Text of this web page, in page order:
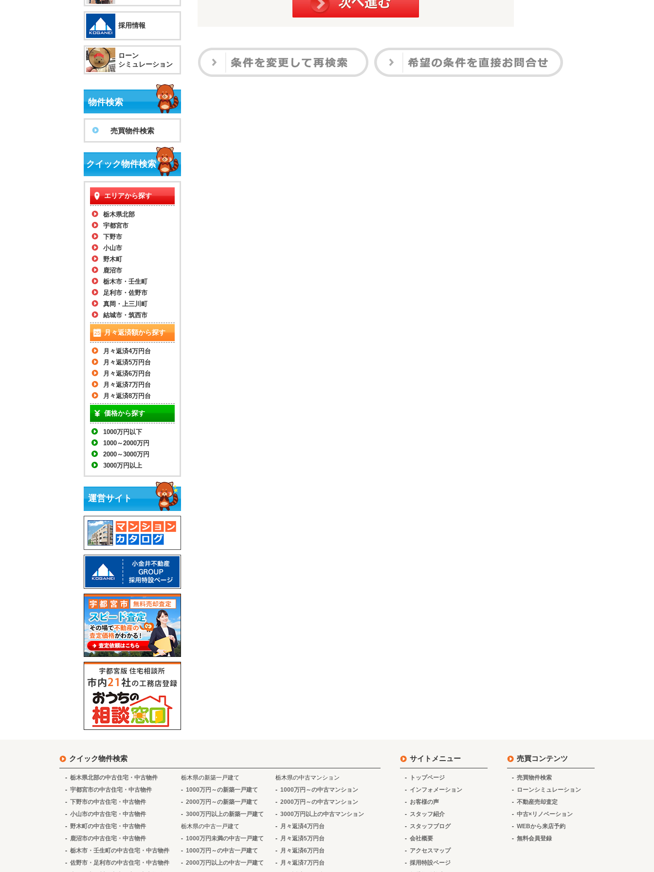
採用情報
ローン
シミュレーション
物件検索
売買物件検索
クイック物件検索
エリアから探す
栃木県北部
宇都宮市
下野市
小山市
野木町
鹿沼市
栃木市・壬生町
足利市・佐野市
真岡・上三川町
結城市・筑西市
月々返済額から探す
月々返済4万円台
月々返済5万円台
月々返済6万円台
月々返済7万円台
月々返済8万円台
価格から探す
1000万円以下
1000～2000万円
2000～3000万円
3000万円以上
運営サイト
クイック物件検索
栃木県北部の中古住宅・中古物件
宇都宮市の中古住宅・中古物件
下野市の中古住宅・中古物件
小山市の中古住宅・中古物件
野木町の中古住宅・中古物件
鹿沼市の中古住宅・中古物件
栃木市・壬生町の中古住宅・中古物件
佐野市・足利市の中古住宅・中古物件
栃木県の新築一戸建て
1000万円～の新築一戸建て
2000万円～の新築一戸建て
3000万円以上の新築一戸建て
栃木県の中古一戸建て
1000万円未満の中古一戸建て
1000万円～の中古一戸建て
2000万円以上の中古一戸建て
栃木県の中古マンション
1000万円～の中古マンション
2000万円～の中古マンション
3000万円以上の中古マンション
月々返済4万円台
月々返済5万円台
月々返済6万円台
月々返済7万円台
サイトメニュー
トップページ
インフォメーション
お客様の声
スタッフ紹介
スタッフブログ
会社概要
アクセスマップ
採用特設ページ
売買コンテンツ
売買物件検索
ローンシミュレーション
不動産売却査定
中古×リノベーション
WEBから来店予約
無料会員登録